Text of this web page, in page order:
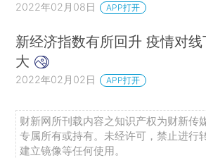
2022年02月08日 APP打开
新经济指数有所回升 疫情对
大
2022年02月02日 APP打开
财新网所刊载内容之知识产权为财新传
专属所有或持有。未经许可，禁止进行
建立镜像等任何使用。